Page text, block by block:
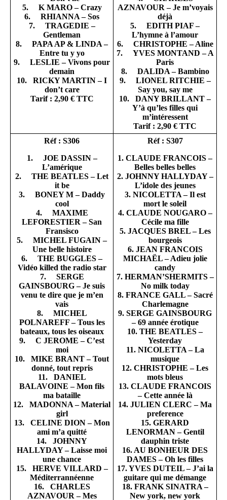
5. K MARO – Crazy
6. RHIANNA – Sos
7. TRAGEDIE –
Gentleman
8. PAPA AP & LINDA –
Entre tu y yo
9. LESLIE – Vivons pour
demain
10. RICKY MARTIN – I
don’t care
Tarif : 2,90 € TTC
AZNAVOUR – Je m’voyais
déjà
5. EDITH PIAF –
L’hymne à l’amour
6. CHRISTOPHE – Aline
7. YVES MONTAND – A
Paris
8. DALIDA – Bambino
9. LIONEL RITCHIE –
Say you, say me
10. DANY BRILLANT –
Y’à qu’les filles qui
m’intéressent
Tarif : 2,90 € TTC
Réf : S306
1. JOE DASSIN –
L’amérique
2. THE BEATLES – Let
it be
3. BONEY M – Daddy
cool
4. MAXIME
LEFORESTIER – San
Fransisco
5. MICHEL FUGAIN –
Une belle histoire
6. THE BUGGLES –
Vidéo killed the radio star
7. SERGE
GAINSBOURG – Je suis
venu te dire que je m’en
vais
8. MICHEL
POLNAREFF – Tous les
bateaux, tous les oiseaux
9. C JEROME – C’est
moi
10. MIKE BRANT – Tout
donné, tout repris
11. DANIEL
BALAVOINE – Mon fils
ma bataille
12. MADONNA – Material
girl
13. CELINE DION – Mon
ami m’a quitté
14. JOHNNY
HALLYDAY – Laisse moi
une chance
15. HERVE VILLARD –
Méditerrannéenne
16. CHARLES
AZNAVOUR – Mes
Réf : S307
1. CLAUDE FRANCOIS –
Belles belles belles
2. JOHNNY HALLYDAY –
L’idole des jeunes
3. NICOLETTA – Il est
mort le soleil
4. CLAUDE NOUGARO –
Cécile ma fille
5. JACQUES BREL – Les
bourgeois
6. JEAN FRANCOIS
MICHAËL – Adieu jolie
candy
7. HERMAN’SHERMITS –
No milk today
8. FRANCE GALL – Sacré
Charlemagne
9. SERGE GAINSBOURG
– 69 année érotique
10. THE BEATLES –
Yesterday
11. NICOLETTA – La
musique
12. CHRISTOPHE – Les
mots bleus
13. CLAUDE FRANCOIS
– Cette année là
14. JULIEN CLERC – Ma
preference
15. GERARD
LENORMAN – Gentil
dauphin triste
16. AU BONHEUR DES
DAMES – Oh les filles
17. YVES DUTEIL – J’ai la
guitare qui me démange
18. FRANK SINATRA –
New york, new york